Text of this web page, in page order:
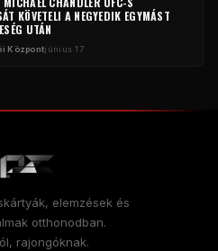
KÖVETELI A NEGYEDIK EGYMÁST
UTÁN
Központjúnius 17
elemzések és
otthonodban.
rajongóknak.